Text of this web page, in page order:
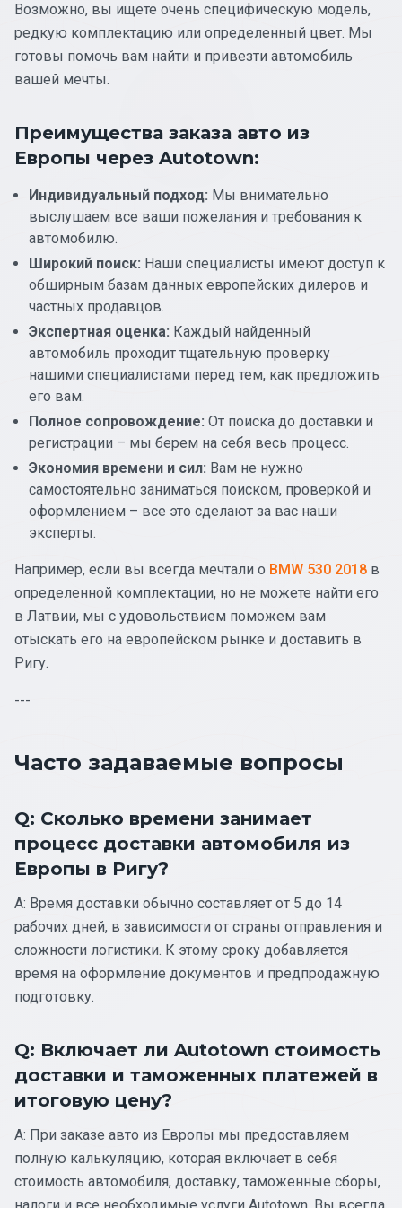
Возможно, вы ищете очень специфическую модель,
редкую комплектацию или определенный цвет. Мы
готовы помочь вам найти и привезти автомобиль
вашей мечты.
Преимущества заказа авто из
Европы через Autotown:
Индивидуальный подход: Мы внимательно
выслушаем все ваши пожелания и требования к
автомобилю.
Широкий поиск: Наши специалисты имеют доступ к
обширным базам данных европейских дилеров и
частных продавцов.
Экспертная оценка: Каждый найденный
автомобиль проходит тщательную проверку
нашими специалистами перед тем, как предложить
его вам.
Полное сопровождение: От поиска до доставки и
регистрации – мы берем на себя весь процесс.
Экономия времени и сил: Вам не нужно
самостоятельно заниматься поиском, проверкой и
оформлением – все это сделают за вас наши
эксперты.
Например, если вы всегда мечтали о BMW 530 2018 в
определенной комплектации, но не можете найти его
в Латвии, мы с удовольствием поможем вам
отыскать его на европейском рынке и доставить в
Ригу.
---
Часто задаваемые вопросы
Q: Сколько времени занимает
процесс доставки автомобиля из
Европы в Ригу?
A: Время доставки обычно составляет от 5 до 14
рабочих дней, в зависимости от страны отправления и
сложности логистики. К этому сроку добавляется
время на оформление документов и предпродажную
подготовку.
Q: Включает ли Autotown стоимость
доставки и таможенных платежей в
итоговую цену?
A: При заказе авто из Европы мы предоставляем
полную калькуляцию, которая включает в себя
стоимость автомобиля, доставку, таможенные сборы,